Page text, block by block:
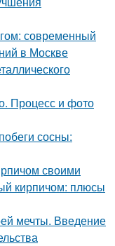
современный
в Москве
Процесс и фото
сосны:
своими
кирпичом: плюсы
мечты. Введение